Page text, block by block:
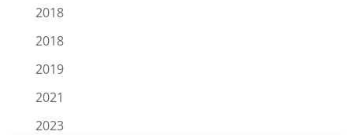
2018
2018
2019
2021
2023